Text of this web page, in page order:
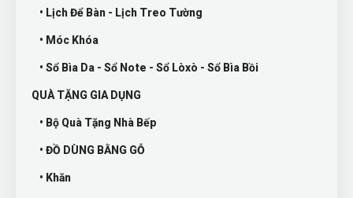
• Lịch Để Bàn - Lịch Treo Tường
• Móc Khóa
• Sổ Bìa Da - Sổ Note - Sổ Lòxò - Sổ Bìa Bồi
QUÀ TẶNG GIA DỤNG
• Bộ Quà Tặng Nhà Bếp
• ĐỒ DÙNG BẰNG GỖ
• Khăn